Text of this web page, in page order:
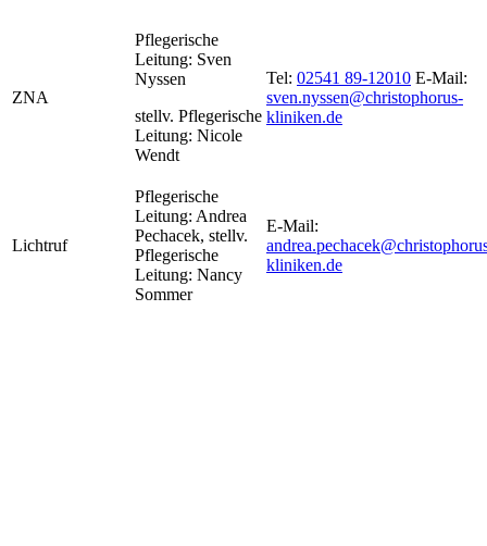
ZNA
Pflegerische
Leitung: Sven
Nyssen
stellv. Pflegerische
Leitung: Nicole
Wendt
Tel: 02541 89-12010 E-Mail:
sven.nyssen@christophorus-
kliniken.de
Lichtruf
Pflegerische
Leitung: Andrea
Pechacek, stellv.
Pflegerische
Leitung: Nancy
Sommer
E-Mail:
kliniken.de